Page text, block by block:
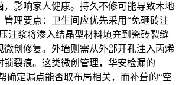
，影响家人健康。持久不修可能导致木地
管理要点：卫生间应优先采用“免砸砖注
注浆将渗入结晶型材料填充到瓷砖裂缝
微创修复。外墙则需从外部开孔注入丙烯
锁裂痕。这类微创管理，华安检漏的
确定漏点能否取布局相关，而补葺的“空